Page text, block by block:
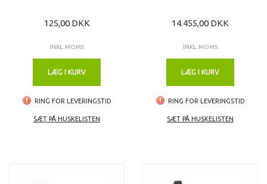
125,00 DKK
INKL. MOMS
LÆG I KURV
RING FOR LEVERINGSTID
SÆT PÅ HUSKELISTEN
14.455,00 DKK
INKL. MOMS
LÆG I KURV
RING FOR LEVERINGSTID
SÆT PÅ HUSKELISTEN